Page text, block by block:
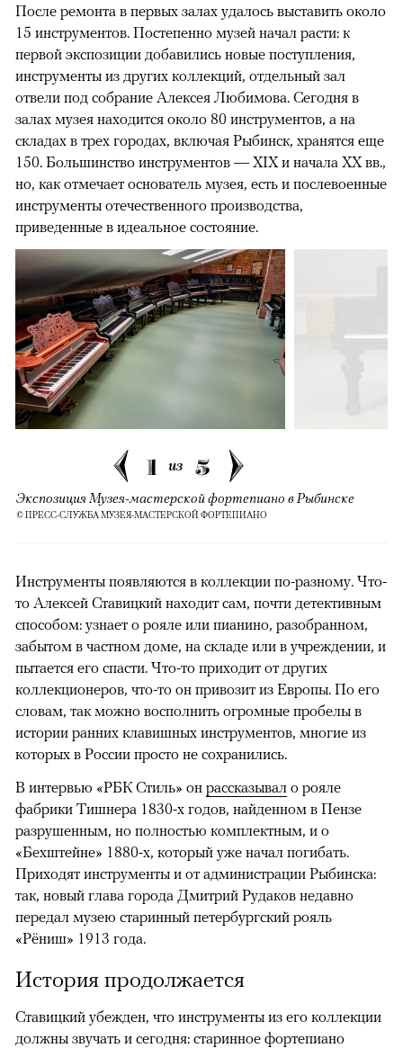
После ремонта в первых залах удалось выставить около
15 инструментов. Постепенно музей начал расти: к
первой экспозиции добавились новые поступления,
инструменты из других коллекций, отдельный зал
отвели под собрание Алексея Любимова. Сегодня в
залах музея находится около 80 инструментов, а на
складах в трех городах, включая Рыбинск, хранятся еще
150. Большинство инструментов — XIX и начала XX вв.,
но, как отмечает основатель музея, есть и послевоенные
инструменты отечественного производства,
приведенные в идеальное состояние.
1 из 5
Экспозиция Музея-мастерской фортепиано в Рыбинске
© ПРЕСС-СЛУЖБА МУЗЕЯ-МАСТЕРСКОЙ ФОРТЕПИАНО
Инструменты появляются в коллекции по-разному. Что-
то Алексей Ставицкий находит сам, почти детективным
способом: узнает о рояле или пианино, разобранном,
забытом в частном доме, на складе или в учреждении, и
пытается его спасти. Что-то приходит от других
коллекционеров, что-то он привозит из Европы. По его
словам, так можно восполнить огромные пробелы в
истории ранних клавишных инструментов, многие из
которых в России просто не сохранились.
В интервью «РБК Стиль» он рассказывал о рояле
фабрики Тишнера 1830-х годов, найденном в Пензе
разрушенным, но полностью комплектным, и о
«Бехштейне» 1880-х, который уже начал погибать.
Приходят инструменты и от администрации Рыбинска:
так, новый глава города Дмитрий Рудаков недавно
передал музею старинный петербургский рояль
«Рёниш» 1913 года.
История продолжается
Ставицкий убежден, что инструменты из его коллекции
должны звучать и сегодня: старинное фортепиано